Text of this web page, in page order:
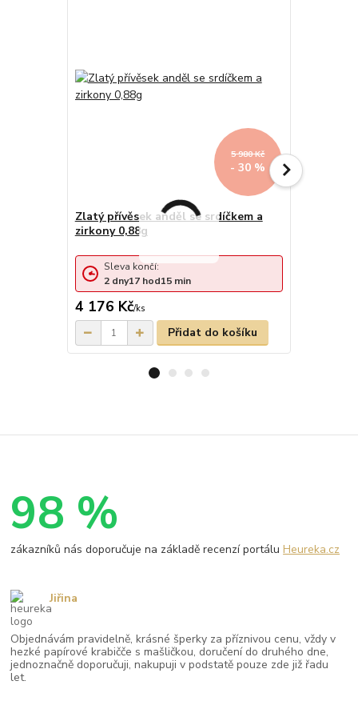
5 980 Kč
- 30 %
Zlatý přívěsek anděl se srdíčkem a
zirkony 0,88g
4 176 Kč/ks
Sleva končí:
2 dny17 hod15 min
Přidat do košíku
98 %
zákazníků nás doporučuje na základě recenzí portáluHeureka.cz
Objednávám pravidelně, krásné šperky za příznivou cenu, vždy v
hezké papírové krabičče s mašličkou, doručení do druhého dne,
jednoznačně doporučuji, nakupuji v podstatě pouze zde již řadu
let.
Jiřina